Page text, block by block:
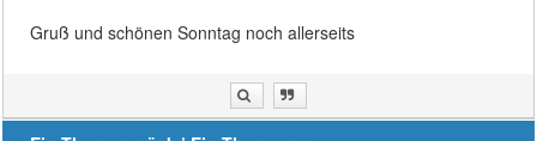
Gruß und schönen Sonntag noch allerseits